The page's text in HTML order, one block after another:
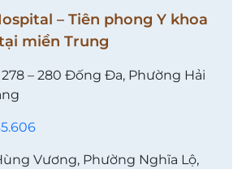
– Tiên phong Y khoa
miền Trung
278 – 280 Đống Đa, Phường Hải
Vương, Phường Nghĩa Lộ,